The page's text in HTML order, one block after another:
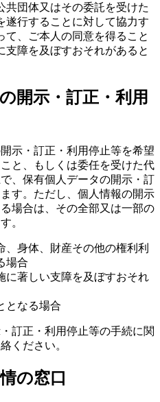
共団体又はその委託を受けた
遂行することに対して協力す
て、ご本人の同意を得ること
支障を及ぼすおそれがあると
開示・訂正・利用
示・訂正・利用停止等を希望
と、もしくは委任を受けた代
、保有個人データの開示・訂
す。ただし、個人情報の開示
場合は、その全部又は一部の
。
、身体、財産その他の権利利
場合
に著しい支障を及ぼすおそれ
となる場合
訂正・利用停止等の手続に関
ください。
の窓口